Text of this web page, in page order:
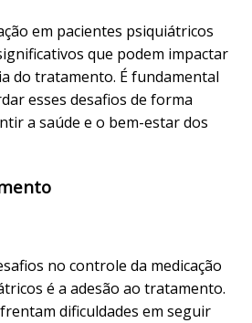
em pacientes psiquiátricos
que podem impactar
do tratamento. É fundamental
esses desafios de forma
a saúde e o bem-estar dos
no controle da medicação
é a adesão ao tratamento.
dificuldades em seguir